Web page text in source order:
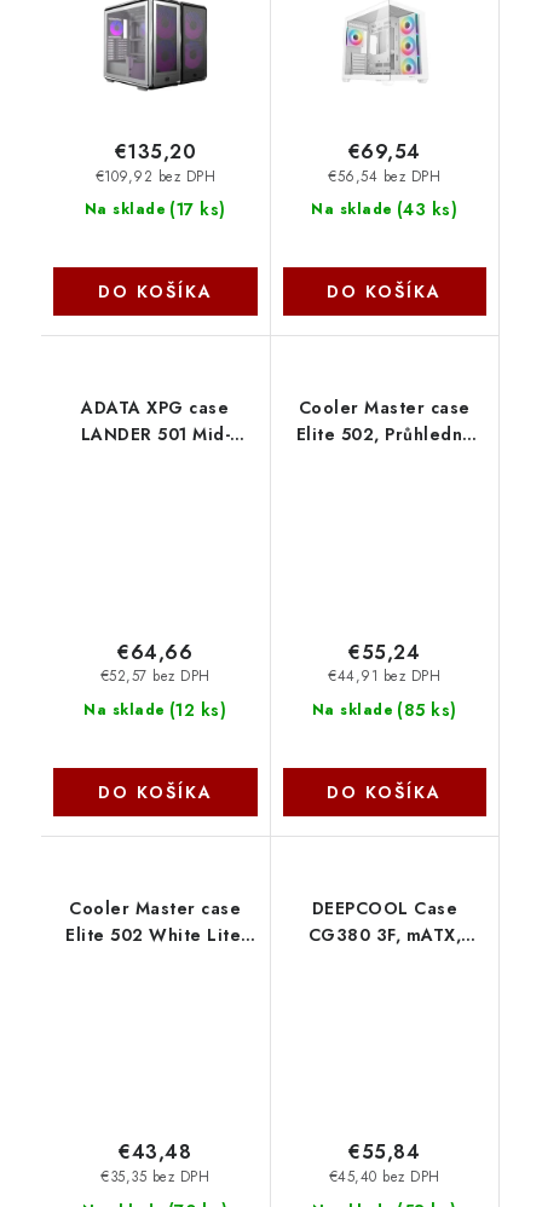
ATX, 2x 200mm ARGB
Fan, 1x 120mm ARGB
Fan, Černá MF600M-
KGNN-S01
Na sklade (17 ks)
€109,92 bez DPH
€135,20
DO KOŠÍKA
CG530-WHADA4-G-1
Deepcool
Na sklade (43 ks)
€56,54 bez DPH
€69,54
DO KOŠÍKA
ADATA XPG case
LANDER 501 Mid-
Na sklade (12 ks)
€52,57 bez DPH
€64,66
DO KOŠÍKA
Cooler Master case
Elite 502, Průhledná
Na sklade (85 ks)
€44,91 bez DPH
€55,24
DO KOŠÍKA
Cooler Master case
Elite 502 White Lite,
€35,35 bez DPH
€43,48
DEEPCOOL Case
CG380 3F, mATX,
€45,40 bez DPH
€55,84